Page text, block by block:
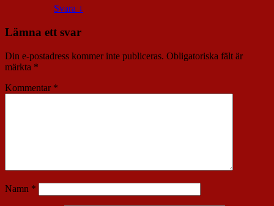
Svara ↓
Lämna ett svar
Din e-postadress kommer inte publiceras. Obligatoriska fält är
märkta *
Kommentar *
Namn *